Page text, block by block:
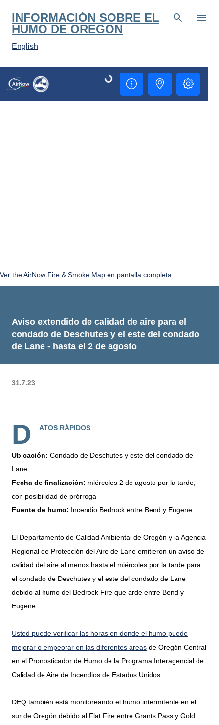
Ir al contenido principal
INFORMACIÓN SOBRE EL
HUMO DE OREGON
English
Ver the AirNow Fire & Smoke Map en pantalla completa.
Aviso extendido de calidad de aire para el
condado de Deschutes y el este del condado
de Lane - hasta el 2 de agosto
31.7.23
D ATOS RÁPIDOS
Ubicación: Condado de Deschutes y este del condado de
Lane
Fecha de finalización: miércoles 2 de agosto por la tarde,
con posibilidad de prórroga
Fuente de humo: Incendio Bedrock entre Bend y Eugene
El Departamento de Calidad Ambiental de Oregón y la Agencia
Regional de Protección del Aire de Lane emitieron un aviso de
calidad del aire al menos hasta el miércoles por la tarde para
el condado de Deschutes y el este del condado de Lane
debido al humo del Bedrock Fire que arde entre Bend y
Eugene.
Usted puede verificar las horas en donde el humo puede
mejorar o empeorar en las diferentes áreas de Oregón Central
en el Pronosticador de Humo de la Programa Interagencial de
Calidad de Aire de Incendios de Estados Unidos.
DEQ también está monitoreando el humo intermitente en el
sur de Oregón debido al Flat Fire entre Grants Pass y Gold